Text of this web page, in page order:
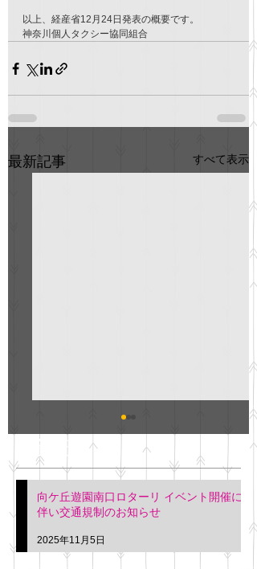
以上、経産省12月24日発表の概要です。
神奈川個人タクシー協同組合
最新記事 すべて表示
明日(11月6日)午後3時～5
階会議室にてGOの説明会
を行います。 神奈川個人
タクシー協同組合 専務 佐
久間
最新記事
向ケ丘遊園南口ロターリ イベント開催に
伴い交通規制のお知らせ
2025年11月5日